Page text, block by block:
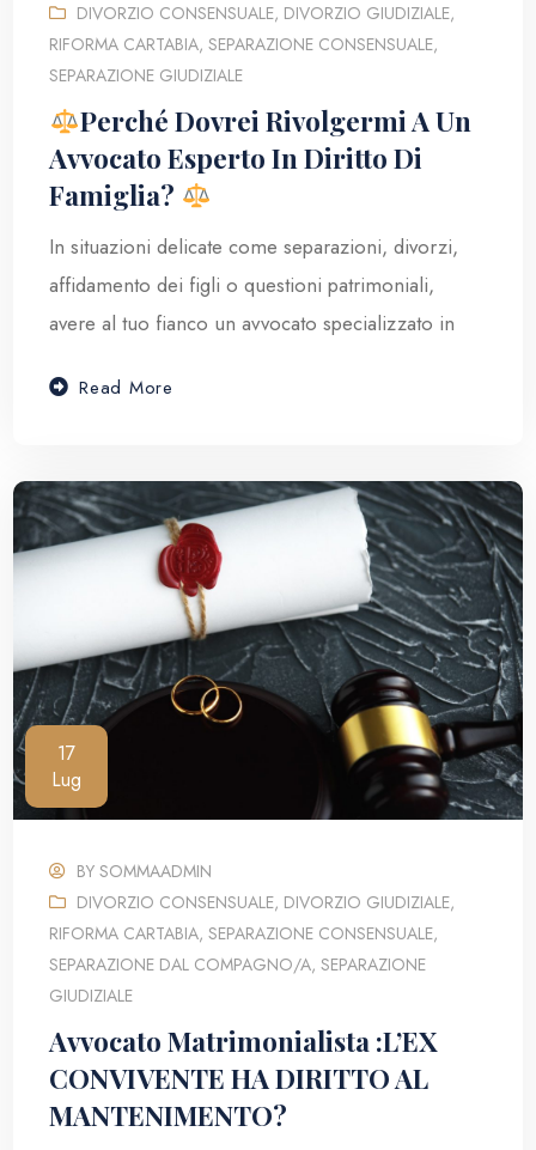
DIVORZIO CONSENSUALE, DIVORZIO GIUDIZIALE,
RIFORMA CARTABIA,SEPARAZIONE CONSENSUALE,
SEPARAZIONE GIUDIZIALE
Perché Dovrei Rivolgermi A Un
Avvocato Esperto In Diritto Di
Famiglia?
In situazioni delicate come separazioni, divorzi,
affidamento dei figli o questioni patrimoniali,
avere al tuo fianco un avvocato specializzato in
Read More
17
Lug
BYSOMMAADMIN
DIVORZIO CONSENSUALE, DIVORZIO GIUDIZIALE,
RIFORMA CARTABIA,SEPARAZIONE CONSENSUALE,
SEPARAZIONE DAL COMPAGNO/A,SEPARAZIONE
GIUDIZIALE
Avvocato Matrimonialista :L’EX
CONVIVENTE HA DIRITTO AL
MANTENIMENTO?